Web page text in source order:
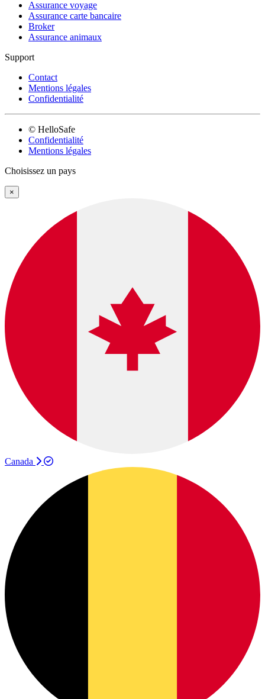
Assurance voyage
Assurance carte bancaire
Broker
Assurance animaux
Support
Contact
Mentions légales
Confidentialité
© HelloSafe
Confidentialité
Mentions légales
Choisissez un pays
×
Canada